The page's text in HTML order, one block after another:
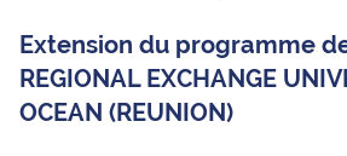
Extension du programme
REGIONAL EXCHANGE
OCEAN (REUNION)